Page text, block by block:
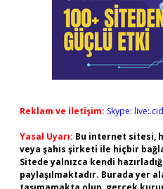
Reklam ve İletişim: Skype:
Yasal Uyarı: Bu internet sitesi,
veya şahıs şirketi ile hiçbir
Sitede yalnızca kendi
paylaşılmaktadır. Burada yer